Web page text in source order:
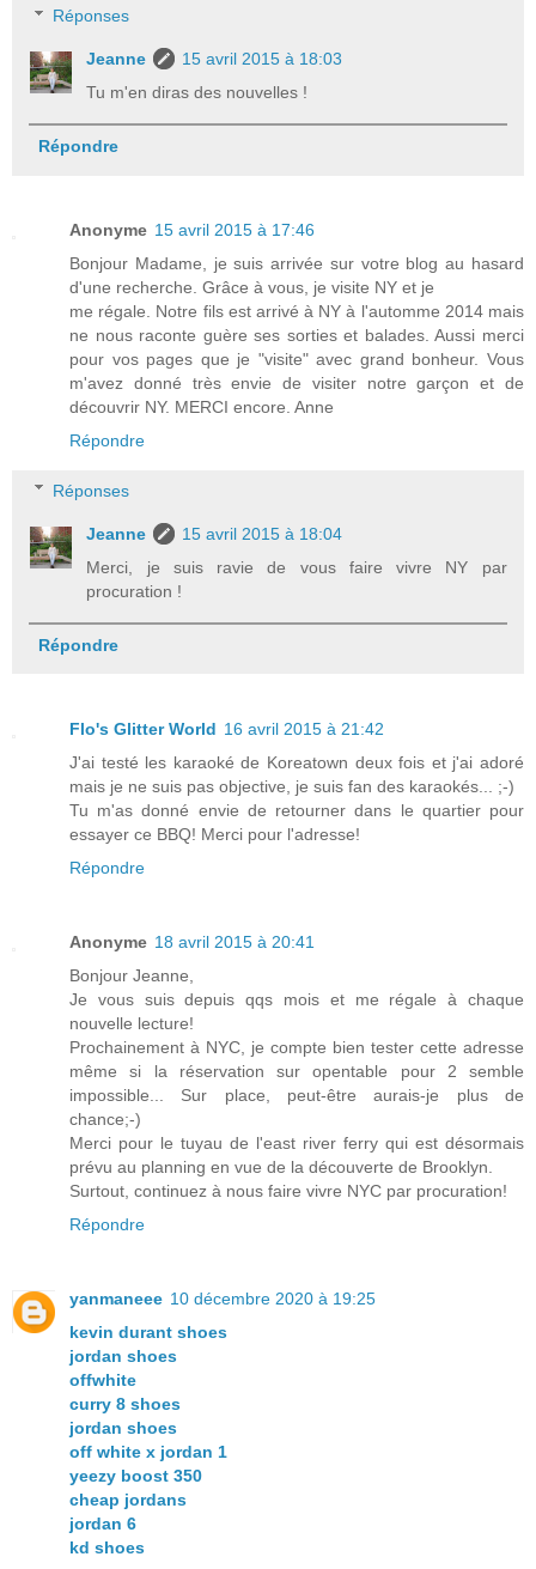
Réponses
Jeanne
15 avril 2015 à 18:03
Tu m'en diras des nouvelles !
Répondre
Anonyme 15 avril 2015 à 17:46
Bonjour Madame, je suis arrivée sur votre blog au hasard
d'une recherche. Grâce à vous, je visite NY et je
me régale. Notre fils est arrivé à NY à l'automme 2014 mais
ne nous raconte guère ses sorties et balades. Aussi merci
pour vos pages que je "visite" avec grand bonheur. Vous
m'avez donné très envie de visiter notre garçon et de
découvrir NY. MERCI encore. Anne
Répondre
Réponses
Jeanne
15 avril 2015 à 18:04
Merci, je suis ravie de vous faire vivre NY par
procuration !
Répondre
Flo's Glitter World 16 avril 2015 à 21:42
J'ai testé les karaoké de Koreatown deux fois et j'ai adoré
mais je ne suis pas objective, je suis fan des karaokés... ;-)
Tu m'as donné envie de retourner dans le quartier pour
essayer ce BBQ! Merci pour l'adresse!
Répondre
Anonyme 18 avril 2015 à 20:41
Bonjour Jeanne,
Je vous suis depuis qqs mois et me régale à chaque
nouvelle lecture!
Prochainement à NYC, je compte bien tester cette adresse
même si la réservation sur opentable pour 2 semble
impossible... Sur place, peut-être aurais-je plus de
chance;-)
Merci pour le tuyau de l'east river ferry qui est désormais
prévu au planning en vue de la découverte de Brooklyn.
Surtout, continuez à nous faire vivre NYC par procuration!
Répondre
yanmaneee 10 décembre 2020 à 19:25
kevin durant shoes
jordan shoes
offwhite
curry 8 shoes
jordan shoes
off white x jordan 1
yeezy boost 350
cheap jordans
jordan 6
kd shoes